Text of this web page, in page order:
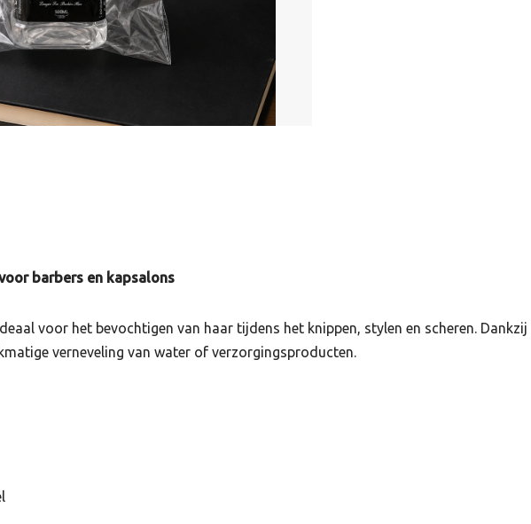
barbers en kapsalons
voor het bevochtigen van haar tijdens het knippen, stylen en scheren.
verneveling van water of verzorgingsproducten.